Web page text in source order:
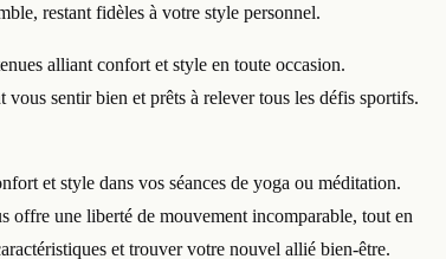
restant fidèles à votre style personnel.
alliant confort et style en toute occasion.
sentir bien et prêts à relever tous les défis sportifs.
et style dans vos séances de yoga ou méditation.
offre une liberté de mouvement incomparable, tout en
et trouver votre nouvel allié bien-être.